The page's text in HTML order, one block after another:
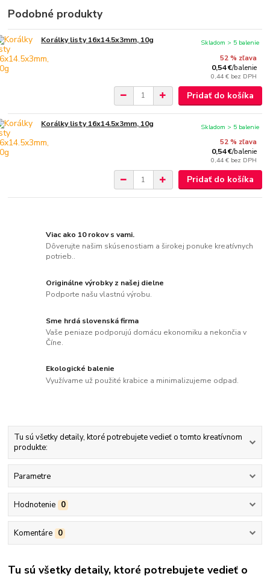
Podobné produkty
Korálky listy 16x14.5x3mm, 10g
52 % zľava
0,54 €/balenie
0,44 € bez DPH
Skladom > 5 balenie
Pridať do košíka
Korálky listy 16x14.5x3mm, 10g
52 % zľava
0,54 €/balenie
0,44 € bez DPH
Skladom > 5 balenie
Pridať do košíka
Viac ako 10 rokov s vami.
Dôverujte našim skúsenostiam a širokej ponuke kreatívnych
potrieb..
Originálne výrobky z našej dielne
Podporte našu vlastnú výrobu.
Sme hrdá slovenská firma
Vaše peniaze podporujú domácu ekonomiku a nekončia v
Číne.
Ekologické balenie
Využívame už použité krabice a minimalizujeme odpad.
Tu sú všetky detaily, ktoré potrebujete vedieť o tomto kreatívnom
produkte:
Parametre
Hodnotenie 0
Komentáre 0
Tu sú všetky detaily, ktoré potrebujete vedieť o